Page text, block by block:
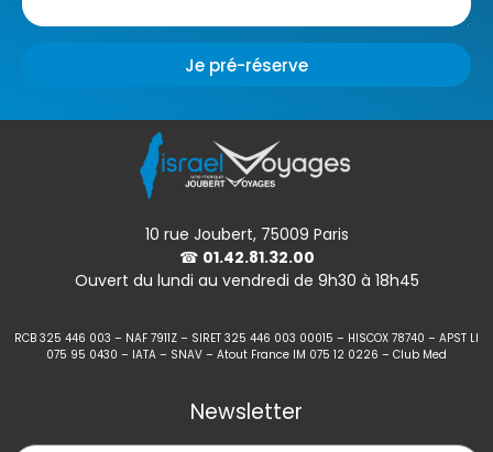
Je pré-réserve
10 rue Joubert, 75009 Paris
☎ 01.42.81.32.00
Ouvert du lundi au vendredi de 9h30 à 18h45
RCB 325 446 003 – NAF 7911Z – SIRET 325 446 003 00015 – HISCOX 78740 – APST LI
075 95 0430 – IATA – SNAV – Atout France IM 075 12 0226 – Club Med
Newsletter